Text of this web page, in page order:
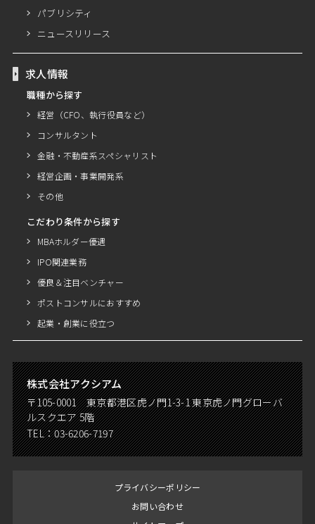
パブリシティ
ニュースリリース
求人情報
職種から探す
経営（CFO、執行役員など）
コンサルタント
金融・不動産系スペシャリスト
経営企画・事業開発系
その他
こだわり条件から探す
MBAホルダー優遇
IPO関連業務
優良＆注目ベンチャー
ポストコンサルにおすすめ
起業・創業に役立つ
株式会社アクシアム
〒105-0001 東京都港区虎ノ門1-3-1 東京虎ノ門グローバ
ルスクエア 5階
TEL：03-6206-7197
プライバシーポリシー
お問い合わせ